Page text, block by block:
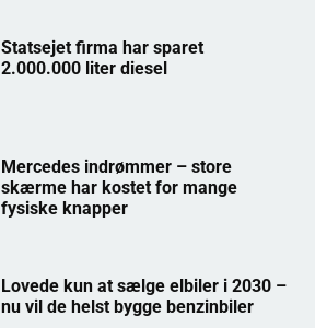
Statsejet firma har sparet
2.000.000 liter diesel
Mercedes indrømmer – store
skærme har kostet for mange
fysiske knapper
Lovede kun at sælge elbiler i 2030 –
nu vil de helst bygge benzinbiler